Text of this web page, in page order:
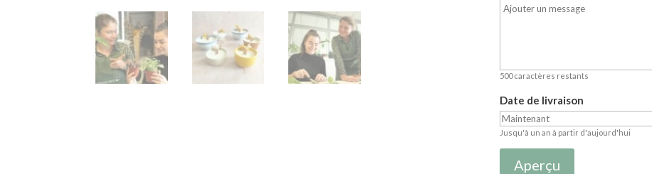
500caractères restants
Date de livraison
Jusqu'à un an à partir d'aujourd'hui
Aperçu